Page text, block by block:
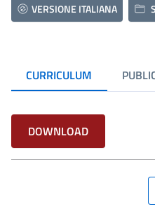
VERSIONE ITALIANA
CURRICULUM
DOWNLOAD